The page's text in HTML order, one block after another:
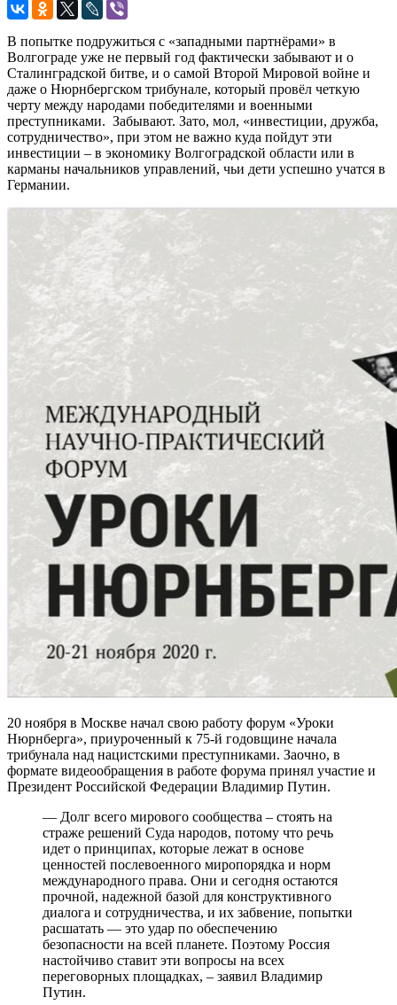
В попытке подружиться с «западными партнёрами» в
Волгограде уже не первый год фактически забывают и о
Сталинградской битве, и о самой Второй Мировой войне и
даже о Нюрнбергском трибунале, который провёл четкую
черту между народами победителями и военными
преступниками. Забывают. Зато, мол, «инвестиции, дружба,
сотрудничество», при этом не важно куда пойдут эти
инвестиции – в экономику Волгоградской области или в
карманы начальников управлений, чьи дети успешно учатся в
Германии.
20 ноября в Москве начал свою работу форум «Уроки
Нюрнберга», приуроченный к 75-й годовщине начала
трибунала над нацистскими преступниками. Заочно, в
формате видеообращения в работе форума принял участие и
Президент Российской Федерации Владимир Путин.
— Долг всего мирового сообщества – стоять на
страже решений Суда народов, потому что речь
идет о принципах, которые лежат в основе
ценностей послевоенного миропорядка и норм
международного права. Они и сегодня остаются
прочной, надежной базой для конструктивного
диалога и сотрудничества, и их забвение, попытки
расшатать — это удар по обеспечению
безопасности на всей планете. Поэтому Россия
настойчиво ставит эти вопросы на всех
переговорных площадках, – заявил Владимир
Путин.